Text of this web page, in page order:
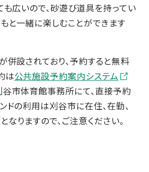
も広いので、砂遊び道具を持ってい
もと一緒に楽しむことができます
併設されており、予約すると無料
は公共施設予約案内システム
谷市体育館事務所にて、直接予約
ドの利用は刈谷市に在住、在勤、
りますので、ご注意ください。